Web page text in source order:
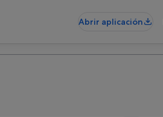
Abrir aplicación